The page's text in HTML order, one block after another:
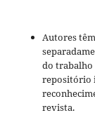
Autores
do trabalho
repositório
revista.